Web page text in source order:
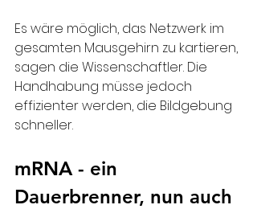
Es wäre möglich, das Netzwerk im
gesamten Mausgehirn zu kartieren,
sagen die Wissenschaftler. Die
Handhabung müsse jedoch
effizienter werden, die Bildgebung
schneller.
mRNA - ein
Dauerbrenner, nun auch